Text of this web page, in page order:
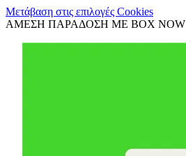
Μετάβαση στις επιλογές Cookies
ΑΜΕΣΗ ΠΑΡΑΔΟΣΗ ΜΕ BOX NOW